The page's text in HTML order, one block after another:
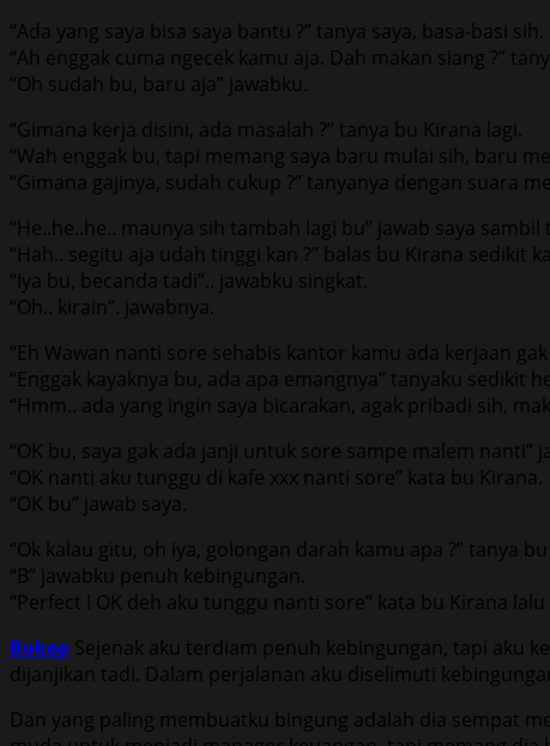
“Ada yang saya bisa saya bantu ?” tanya saya, basa-basi sih.
“Ah enggak cuma ngecek kamu aja. Dah makan siang ?”
“Oh sudah bu, baru aja” jawabku.
“Gimana kerja disini, ada masalah ?” tanya bu Kirana lagi.
“Wah enggak bu, tapi memang saya baru mulai sih, baru
“Gimana gajinya, sudah cukup ?” tanyanya dengan suara
“He..he..he.. maunya sih tambah lagi bu” jawab saya sambil
“Hah.. segitu aja udah tinggi kan ?” balas bu Kirana sedikit
“Iya bu, becanda tadi”.. jawabku singkat.
“Oh.. kirain”. jawabnya.
“Eh Wawan nanti sore sehabis kantor kamu ada kerjaan
“Enggak kayaknya bu, ada apa emangnya” tanyaku sedikit
“Hmm.. ada yang ingin saya bicarakan, agak pribadi sih,
“OK bu, saya gak ada janji untuk sore sampe malem nanti”
“OK nanti aku tunggu di kafe xxx nanti sore” kata bu Kirana.
“OK bu” jawab saya.
“Ok kalau gitu, oh iya, golongan darah kamu apa ?” tanya
“B” jawabku penuh kebingungan.
“Perfect ! OK deh aku tunggu nanti sore” kata bu Kirana
Bokep Sejenak aku terdiam penuh kebingungan, tapi aku
dijanjikan tadi. Dalam perjalanan aku diselimuti
Dan yang paling membuatku bingung adalah dia sempat